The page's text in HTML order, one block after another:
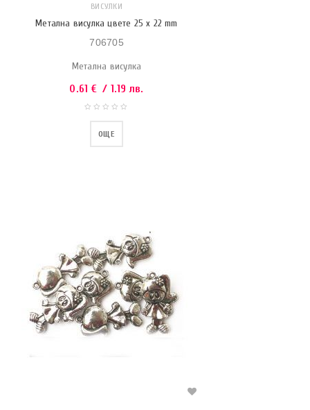
ВИСУЛКИ
Метална висулка цвете 25 x 22 mm
706705
Метална висулка
0.61 € / 1.19 лв.
ОЩЕ